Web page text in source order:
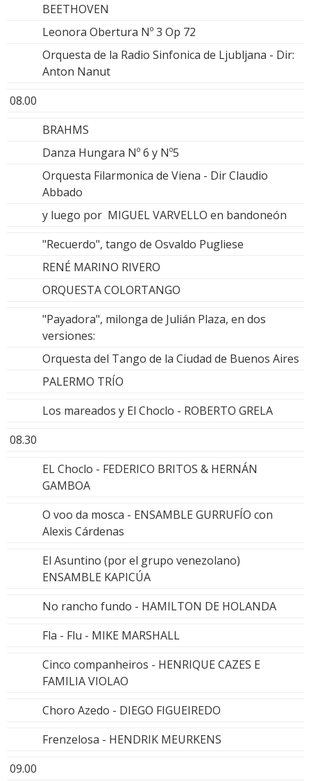
BEETHOVEN
Leonora Obertura Nº 3 Op 72
Orquesta de la Radio Sinfonica de Ljubljana - Dir:
Anton Nanut
08.00
BRAHMS
Danza Hungara Nº 6 y Nº5
Orquesta Filarmonica de Viena - Dir Claudio
Abbado
y luego por MIGUEL VARVELLO en bandoneón
"Recuerdo", tango de Osvaldo Pugliese
RENÉ MARINO RIVERO
ORQUESTA COLORTANGO
"Payadora", milonga de Julián Plaza, en dos
versiones:
Orquesta del Tango de la Ciudad de Buenos Aires
PALERMO TRÍO
Los mareados y El Choclo - ROBERTO GRELA
08.30
EL Choclo - FEDERICO BRITOS & HERNÁN
GAMBOA
O voo da mosca - ENSAMBLE GURRUFÍO con
Alexis Cárdenas
El Asuntino (por el grupo venezolano)
ENSAMBLE KAPICÚA
No rancho fundo - HAMILTON DE HOLANDA
Fla - Flu - MIKE MARSHALL
Cinco companheiros - HENRIQUE CAZES E
FAMILIA VIOLAO
Choro Azedo - DIEGO FIGUEIREDO
Frenzelosa - HENDRIK MEURKENS
09.00